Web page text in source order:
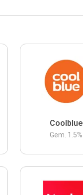
Coolblue
Gem. 1.5%